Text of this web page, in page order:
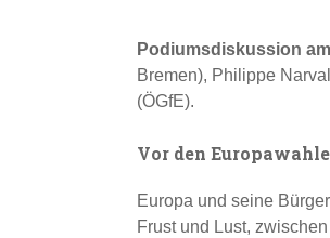
Podiumsdiskussion
Bremen), Philippe
(ÖGfE).
Vor den
Europa und seine
Frust und Lust,